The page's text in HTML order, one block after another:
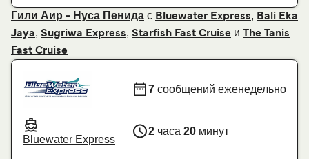
Гили Аир - Нуса Пенида с Bluewater Express, Bali Eka
Jaya, Sugriwa Express, Starfish Fast Cruise и The Tanis
Fast Cruise
Bluewater Express
7 сообщений еженедельно
2 часа 20 минут